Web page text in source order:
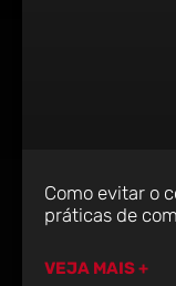
Como evitar o
práticas de
VEJA MAIS +